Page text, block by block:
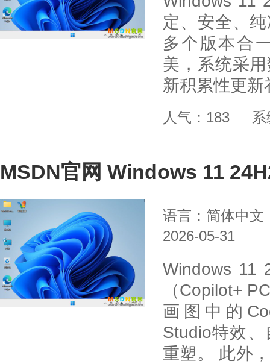
定、安全、
多个版本合
美，系统采
新积累性更
人气：183
MSDN官网 Windows 11
语言：简体中文
2026-05-31
Windows 11
（Copilot+
画图中的
Studio特效
重塑。 此外